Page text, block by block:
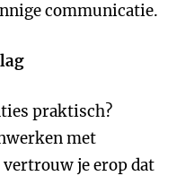
communicatie.
praktisch?
met
je erop dat